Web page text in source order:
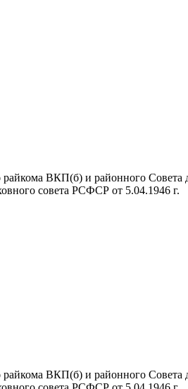
ВКП(б) и районного Совета
совета РСФСР от 5.04.1946 г.
ВКП(б) и районного Совета